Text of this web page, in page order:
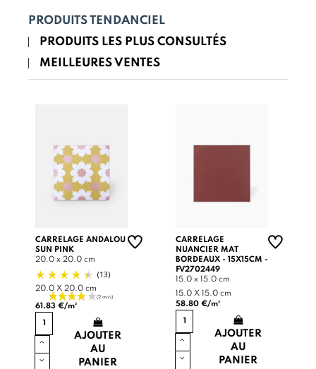
PRODUITS TENDANCIEL
PRODUITS LES PLUS CONSULTÉS
MEILLEURES VENTES
CARRELAGE ANDALOU
SUN PINK
20.0 x 20.0 cm
(13)
20.0 X 20.0 cm
61.83 €/m²
AJOUTER
AU
PANIER
CARRELAGE
NUANCIER MAT
BORDEAUX - 15X15CM -
FV2702449
15.0 x 15.0 cm
15.0 X 15.0 cm
58.80 €/m²
AJOUTER
AU
PANIER